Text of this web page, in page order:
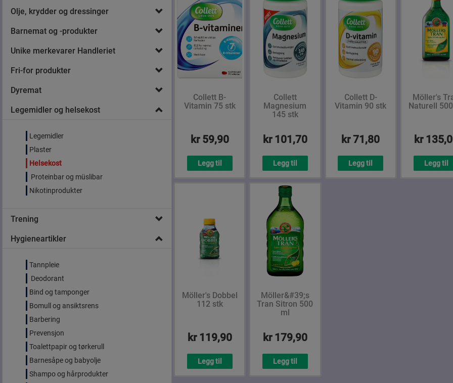
Olje, krydder og dressinger
Barnemat og -produkter
Unike merkevarer Handleriet
Fri-for produkter
Dyremat
Legemidler og helsekost
Legemidler
Plaster
Helsekost
Proteinbar og müslibar
Nikotinprodukter
Trening
Hygieneartikler
Tannpleie
Deodorant
Bind og tamponger
Bomull og ansiktsrens
Barbering
Prevensjon
Toalettpapir og tørkerull
Barnesåpe og babyolje
Shampo og hårprodukter
Collett B-
Vitamin 75 stk
kr 59,90
Legg til
Collett
Magnesium
145 stk
kr 101,70
Legg til
Collett D-
Vitamin 90 stk
kr 71,80
Legg til
Möller's
Naturell
kr
Legg til
Möller's Dobbel
112 stk
kr 119,90
Legg til
Möller&#39;s
Tran Sitron 500
ml
kr 179,90
Legg til